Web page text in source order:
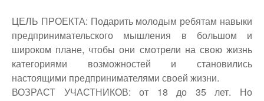
ЦЕЛЬ ПРОЕКТА: Подарить молодым ребятам навыки
предпринимательского мышления в большом и
широком плане, чтобы они смотрели на свою жизнь
категориями возможностей и становились
настоящими предпринимателями своей жизни.
ВОЗРАСТ УЧАСТНИКОВ: от 18 до 35 лет. Но